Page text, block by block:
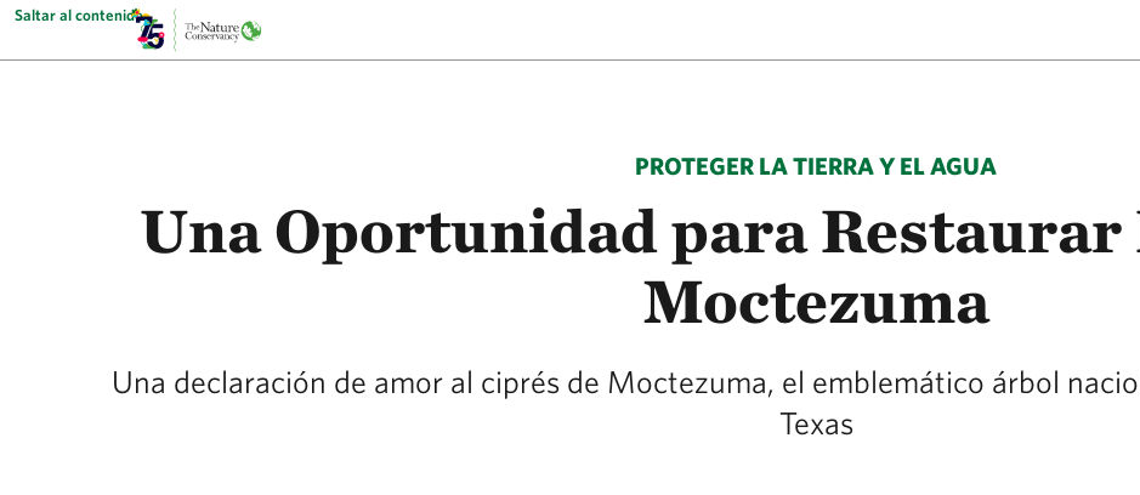
Saltar al contenido
PROTEGER LA TIERRA Y EL AGUA
Una Oportunidad para Restaurar
Moctezuma
Una declaración de amor al ciprés de Moctezuma, el emblemático árbol
Texas